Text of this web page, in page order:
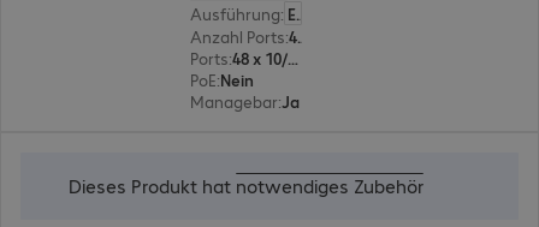
Ausführung:
Europäisch
Anzahl Ports: 48
Ports:
48 x 10/100/1000 RJ45
PoE:Nein
Managebar:Ja
Dieses Produkt hat notwendiges Zubehör